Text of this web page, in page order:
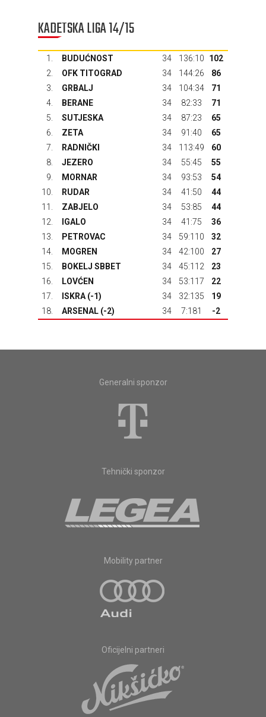
KADETSKA LIGA 14/15
1. BUDUĆNOST 34 136:10
102
2.
OFK TITOGRAD 34 144:26
86
3.
GRBALJ 34 104:34
71
4.
BERANE 34 82:33
71
5.
SUTJESKA 34 87:23
65
6.
ZETA 34 91:40
65
7.
RADNIČKI 34 113:49
60
8.
JEZERO 34 55:45
55
9.
MORNAR 34 93:53
54
10.
RUDAR 34 41:50
44
11.
ZABJELO 34 53:85
44
12.
IGALO 34 41:75
36
13.
PETROVAC 34 59:110
32
14.
MOGREN 34 42:100
27
15.
BOKELJ SBBET 34 45:112
23
16.
LOVĆEN 34 53:117
22
17.
ISKRA (-1) 34 32:135
19
18.
ARSENAL (-2) 34 7:181 -2
Generalni sponzor
Tehnički sponzor
Mobility partner
Oficijelni partneri